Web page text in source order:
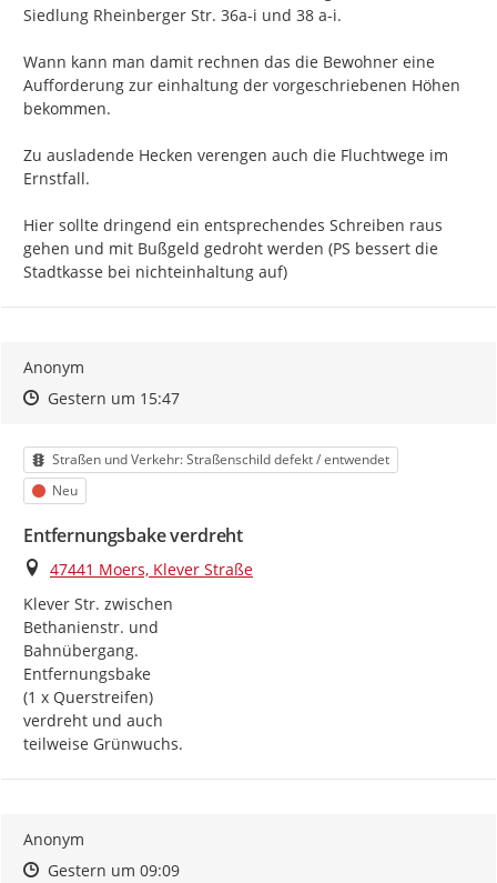
Siedlung Rheinberger Str. 36a-i und 38 a-i.
Wann kann man damit rechnen das die Bewohner eine
Aufforderung zur einhaltung der vorgeschriebenen Höhen
bekommen.
Zu ausladende Hecken verengen auch die Fluchtwege im
Ernstfall.
Hier sollte dringend ein entsprechendes Schreiben raus
gehen und mit Bußgeld gedroht werden (PS bessert die
Stadtkasse bei nichteinhaltung auf)
Anonym
Zeitpunkt des Erstellens
Zeitpunkt des Erstellens
Gestern um 15:47Zur Äußerung
Kategorie
Straßen und Verkehr: Straßenschild defekt / entwendet
Status
Neu
Entfernungsbake verdreht
Ort
47441 Moers, Klever Straße
Klever Str. zwischen
Bethanienstr. und
Bahnübergang.
Entfernungsbake
(1 x Querstreifen)
verdreht und auch
teilweise Grünwuchs.
Anonym
Zeitpunkt des Erstellens
Zeitpunkt des Erstellens
Gestern um 09:09Zur Äußerung